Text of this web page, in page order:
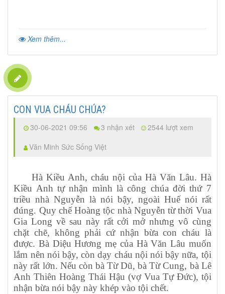
Xem thêm...
CON VUA CHÁU CHÚA?
30-06-2021 09:56 3 nhận xét
2544 lượt xem
Văn Minh Sức Sống Việt
Hà Kiều Anh, cháu nội của Hà Văn Lâu. Hà
Kiều Anh tự nhận mình là công chúa đời thứ 7
triều nhà Nguyễn là nói bậy, ngoài Huế nói rất
đúng. Quy chế Hoàng tộc nhà Nguyễn từ thời Vua
Gia Long về sau này rất cởi mở nhưng vô cùng
chặt chẽ, không phải cứ nhận bừa con cháu là
được. Bà Diệu Hương mẹ của Hà Văn Lâu muốn
lắm nên nói bậy, còn dạy cháu nội nói bậy nữa, tội
này rất lớn. Nếu còn bà Từ Dũ, bà Từ Cung, bà Lê
Anh Thiên Hoàng Thái Hậu (vợ Vua Tự Đức), tội
nhận bừa nói bậy này khép vào tội chết.